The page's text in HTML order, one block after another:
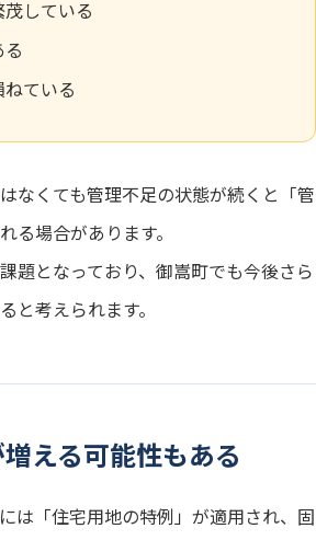
している
ている
なくても管理不足の状態が続くと「管
る場合があります。
題となっており、御嵩町でも今後さら
と考えられます。
える可能性もある
は「住宅用地の特例」が適用され、固